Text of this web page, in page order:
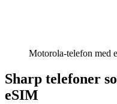
Motorola-telefon med
Sharp telefoner
eSIM